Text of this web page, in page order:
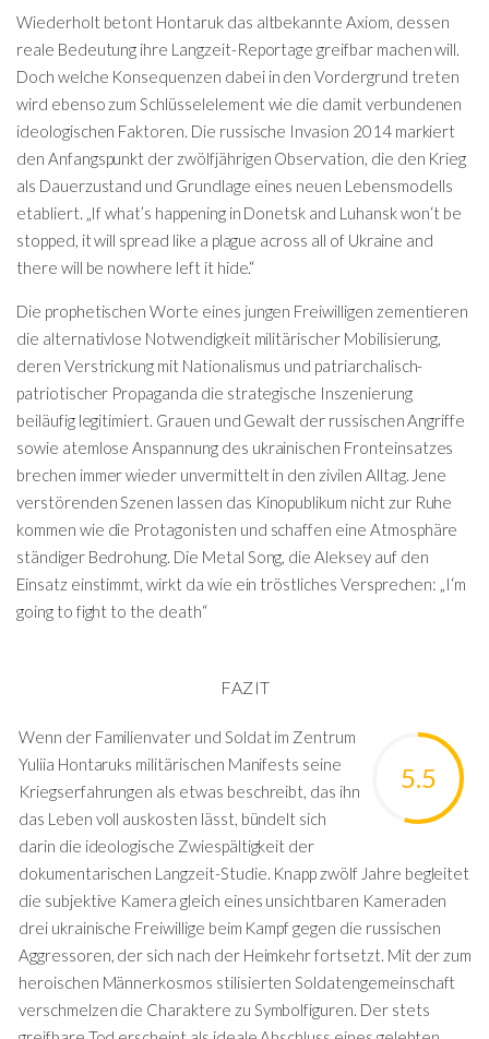
Wiederholt betont Hontaruk das altbekannte Axiom, dessen
reale Bedeutung ihre Langzeit-Reportage greifbar machen will.
Doch welche Konsequenzen dabei in den Vordergrund treten
wird ebenso zum Schlüsselelement wie die damit verbundenen
ideologischen Faktoren. Die russische Invasion 2014 markiert
den Anfangspunkt der zwölfjährigen Observation, die den Krieg
als Dauerzustand und Grundlage eines neuen Lebensmodells
etabliert. „If what’s happening in Donetsk and Luhansk won‘t be
stopped, it will spread like a plague across all of Ukraine and
there will be nowhere left it hide.“
Die prophetischen Worte eines jungen Freiwilligen zementieren
die alternativlose Notwendigkeit militärischer Mobilisierung,
deren Verstrickung mit Nationalismus und patriarchalisch-
patriotischer Propaganda die strategische Inszenierung
beiläufig legitimiert. Grauen und Gewalt der russischen Angriffe
sowie atemlose Anspannung des ukrainischen Fronteinsatzes
brechen immer wieder unvermittelt in den zivilen Alltag. Jene
verstörenden Szenen lassen das Kinopublikum nicht zur Ruhe
kommen wie die Protagonisten und schaffen eine Atmosphäre
ständiger Bedrohung. Die Metal Song, die Aleksey auf den
Einsatz einstimmt, wirkt da wie ein tröstliches Versprechen: „I‘m
going to fight to the death“
FAZIT
5.5
Wenn der Familienvater und Soldat im Zentrum
Yuliia Hontaruks militärischen Manifests seine
Kriegserfahrungen als etwas beschreibt, das ihn
das Leben voll auskosten lässt, bündelt sich
darin die ideologische Zwiespältigkeit der
dokumentarischen Langzeit-Studie. Knapp zwölf Jahre begleitet
die subjektive Kamera gleich eines unsichtbaren Kameraden
drei ukrainische Freiwillige beim Kampf gegen die russischen
Aggressoren, der sich nach der Heimkehr fortsetzt. Mit der zum
heroischen Männerkosmos stilisierten Soldatengemeinschaft
verschmelzen die Charaktere zu Symbolfiguren. Der stets